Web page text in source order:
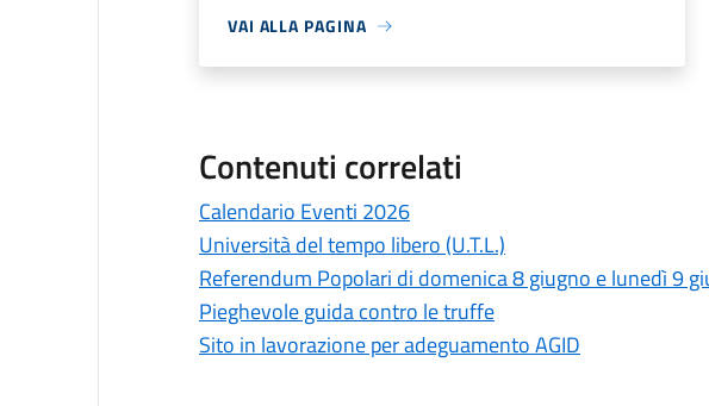
VAI ALLA PAGINA
Contenuti correlati
Calendario Eventi 2026
Università del tempo libero (U.T.L.)
Referendum Popolari di domenica 8 giugno e lunedì 9
Pieghevole guida contro le truffe
Sito in lavorazione per adeguamento AGID